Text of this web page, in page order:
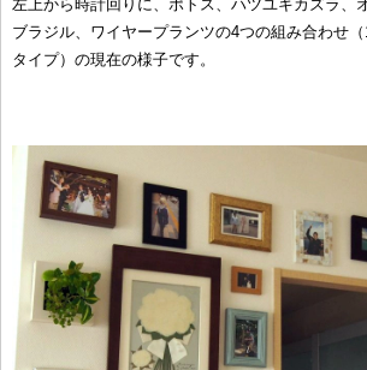
左上から時計回りに、ポトス、ハツユキカズラ、
ブラジル、ワイヤープランツの4つの組み合わせ
タイプ）の現在の様子です。